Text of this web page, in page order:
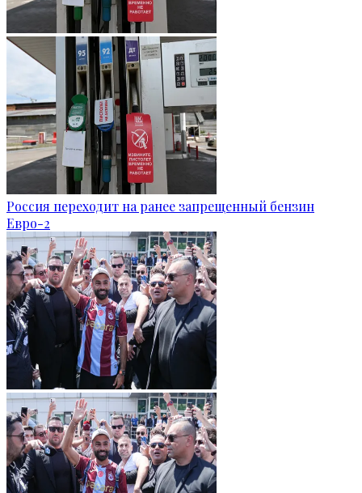
Россия переходит на ранее запрещенный бензин
Евро-2